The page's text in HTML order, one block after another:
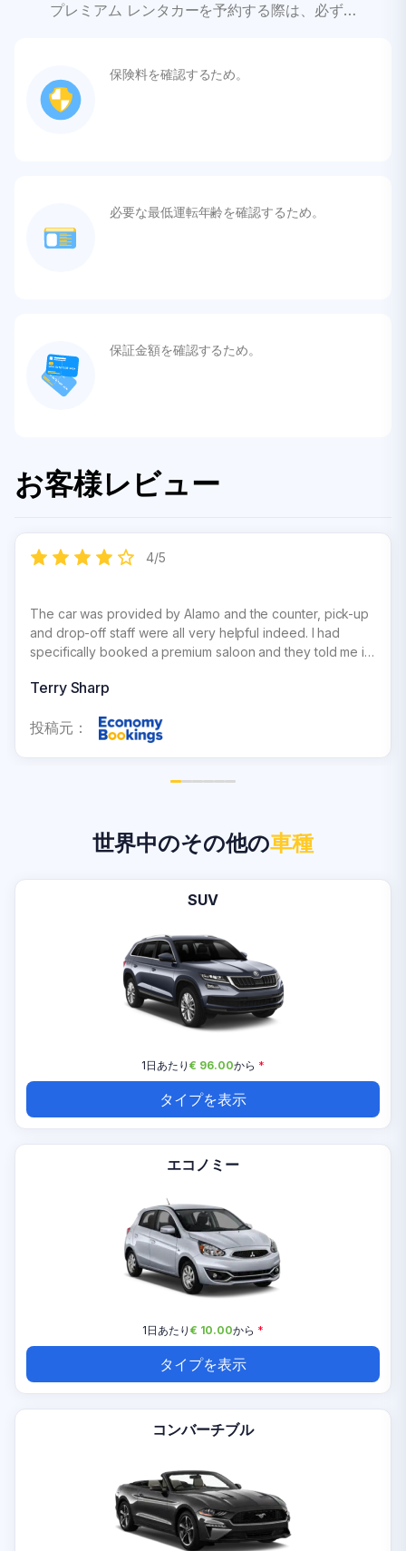
プレミアム レンタカーを予約する際は、必ず…
保険料を確認するため。
必要な最低運転年齢を確認するため。
保証金額を確認するため。
お客様レビュー
4/5
The car was provided by Alamo and the counter, pick-up
and drop-off staff were all very helpful indeed. I had
specifically booked a premium saloon and they told me it
didn| t want an estate they immediately showed me the
question.
Terry Sharp
投稿元：
世界中のその他の車種
SUV
1日あたり€ 96.00から *
タイプを表示
エコノミー
1日あたり € 10.00から *
タイプを表示
コンバーチブル